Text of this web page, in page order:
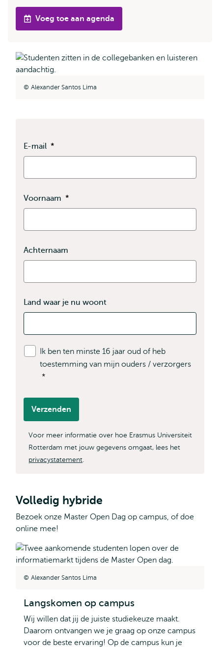
Voeg toe aan agenda
Alexander Santos Lima
E-mail *
Voornaam *
Achternaam
Land waar je nu woont
Ik ben ten minste 16 jaar oud of heb
toestemming van mijn ouders / verzorgers
*
Verzenden
Voor meer informatie over hoe Erasmus Universiteit
Rotterdam met jouw gegevens omgaat, lees het
privacystatement.
Volledig hybride
Bezoek onze Master Open Dag op campus, of doe
online mee!
Alexander Santos Lima
Langskomen op campus
Wij willen dat jij de juiste studiekeuze maakt.
Daarom ontvangen we je graag op onze campus
voor de beste ervaring! Op de campus kun je